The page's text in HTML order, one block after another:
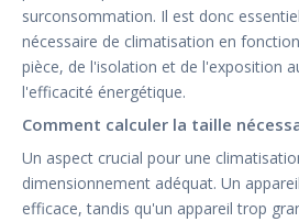
surconsommation. Il est donc
nécessaire de climatisation en
pièce, de l'isolation et de l'exposition
l'efficacité énergétique.
Comment calculer la taille
Un aspect crucial pour une
dimensionnement adéquat. Un
efficace, tandis qu'un appareil trop